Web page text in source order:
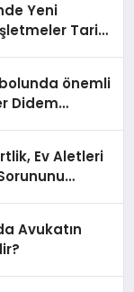
Yeni
Tarih
önemli
Didem
Ev Aletleri
Avukatın